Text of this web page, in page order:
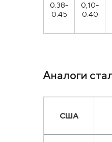
0.38-
0.45
0,10-
0.40
Аналоги
США